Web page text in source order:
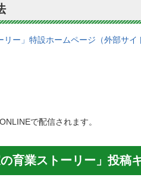
リー」特設ホームページ（外部サイ
で配信されます。
育業ストーリー」投稿